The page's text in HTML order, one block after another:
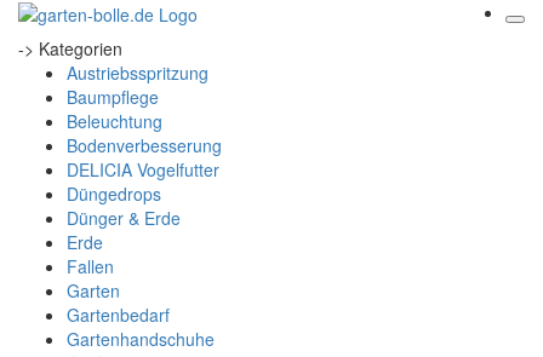
-> Kategorien
Austriebsspritzung
Baumpflege
Beleuchtung
Bodenverbesserung
DELICIA Vogelfutter
Düngedrops
Dünger & Erde
Erde
Fallen
Garten
Gartenbedarf
Gartenhandschuhe